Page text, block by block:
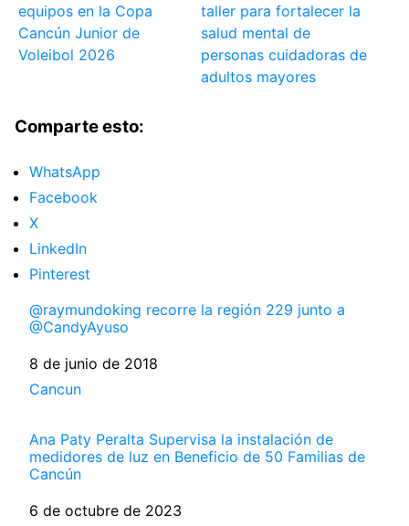
equipos en la Copa
Cancún Junior de
Voleibol 2026
taller para fortalecer la
salud mental de
personas cuidadoras de
adultos mayores
Comparte esto:
WhatsApp
Facebook
X
LinkedIn
Pinterest
@raymundoking recorre la región 229 junto a
@CandyAyuso
Fecha
8 de junio de 2018
Respecto a
Cancun
Ana Paty Peralta Supervisa la instalación de
medidores de luz en Beneficio de 50 Familias de
Cancún
Fecha
6 de octubre de 2023